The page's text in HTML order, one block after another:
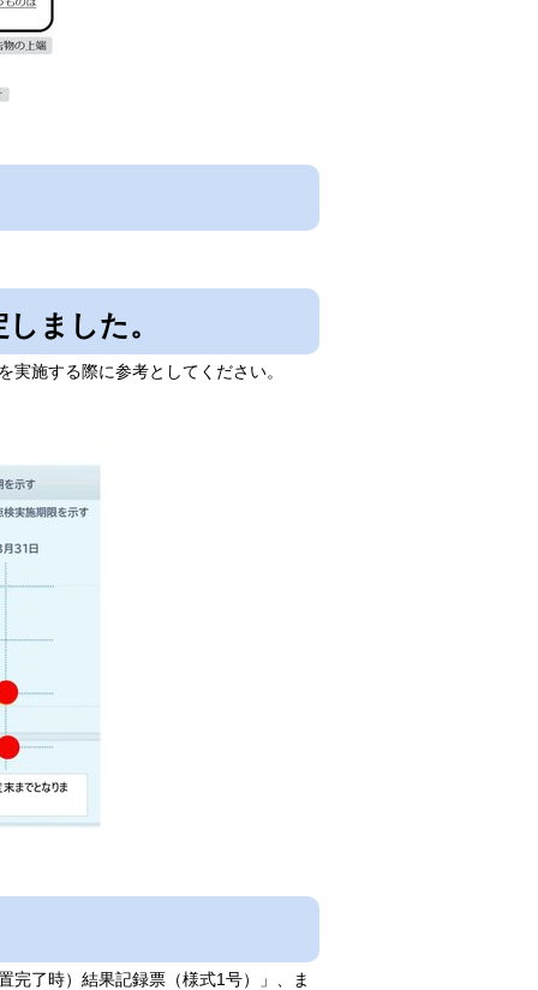
ました。
施する際に参考としてください。
了時）結果記録票（様式1号）」、ま